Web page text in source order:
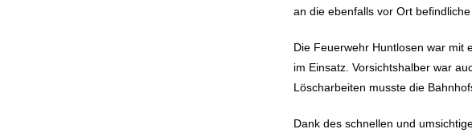
an die ebenfalls vor Ort
Die Feuerwehr Huntlosen war mit
im Einsatz. Vorsichtshalber war
Löscharbeiten musste die
Dank des schnellen und